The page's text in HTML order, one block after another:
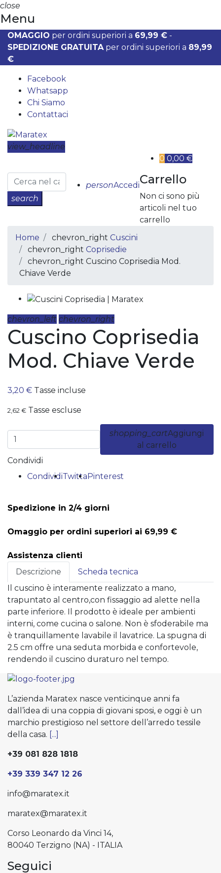
close
Menu
OMAGGIO per ordini superiori a 69,99 € -
SPEDIZIONE GRATUITAper ordini superiori a 89,99
€
Facebook
Whatsapp
Chi Siamo
Contattaci
view_headline
search
personAccedi
0 0,00 €
Carrello
Non ci sono più
articoli nel tuo
carrello
Home
chevron_right Cuscini
chevron_right Coprisedie
chevron_right Cuscino Coprisedia Mod.
Chiave Verde
chevron_left chevron_right
Cuscino Coprisedia
Mod. Chiave Verde
3,20 € Tasse incluse
2,62 € Tasse escluse
shopping_cartAggiungi
al carrello
Condividi
CondividiTwittaPinterest
Spedizione in 2/4 giorni
Omaggio per ordini superiori ai 69,99 €
Assistenza clienti
Descrizione
Scheda tecnica
Il cuscino è interamente realizzato a mano,
trapuntato al centro,con fissaggio ad alette nella
parte inferiore. Il prodotto è ideale per ambienti
interni, come cucina o salone. Non è sfoderabile ma
è tranquillamente lavabile il lavatrice. La spugna di
2.5 cm offre una seduta morbida e confortevole,
rendendo il cuscino duraturo nel tempo.
L’azienda Maratex nasce venticinque anni fa
dall’idea di una coppia di giovani sposi, e oggi è un
marchio prestigioso nel settore dell’arredo tessile
della casa. [...]
+39 081 828 1818
+39 339 347 12 26
info@maratex.it
maratex@maratex.it
Corso Leonardo da Vinci 14,
80040 Terzigno (NA) - ITALIA
Seguici